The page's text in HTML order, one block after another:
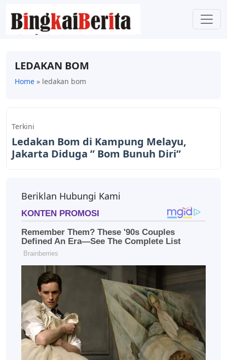
LEDAKAN BOM
Home » ledakan bom
Terkini
Ledakan Bom di Kampung Melayu,
Jakarta Diduga ” Bom Bunuh Diri”
Beriklan Hubungi Kami